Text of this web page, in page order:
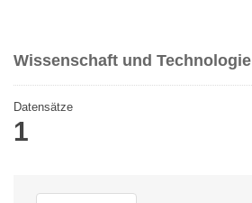
Wissenschaft und Technologie
Datensätze
1